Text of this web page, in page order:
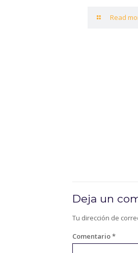
Read
Deja un
Tu dirección de
Comentario*